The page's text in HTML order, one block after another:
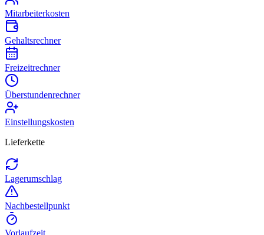
Mitarbeiterkosten
Gehaltsrechner
Freizeitrechner
Überstundenrechner
Einstellungskosten
Lieferkette
Lagerumschlag
Nachbestellpunkt
Vorlaufzeit